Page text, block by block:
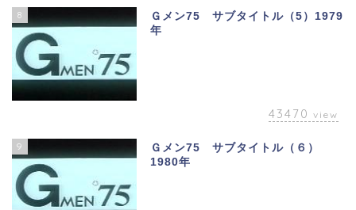
8
Ｇメン75 サブタイトル（5）1979
年
43470 view
9
Ｇメン75 サブタイトル（６）
1980年